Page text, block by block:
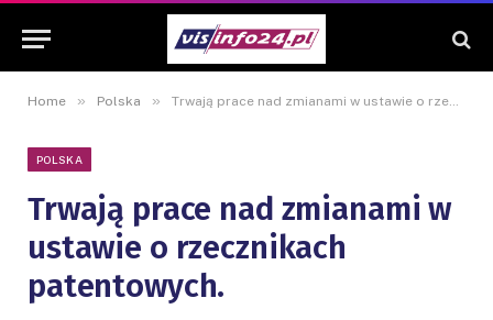
Home » Polska » Trwają prace nad zmianami w ustawie o rzecznikach patentowych.
POLSKA
Trwają prace nad zmianami w
ustawie o rzecznikach
patentowych.